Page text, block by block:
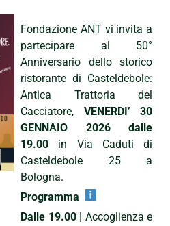
Fondazione ANT vi invita a
partecipare al 50°
Anniversario dello storico
ristorante di Casteldebole:
Antica Trattoria del
Cacciatore, VENERDI’ 30
GENNAIO 2026 dalle
19.00 in Via Caduti di
Casteldebole 25 a
Bologna.
Programma
Dalle 19.00 | Accoglienza e